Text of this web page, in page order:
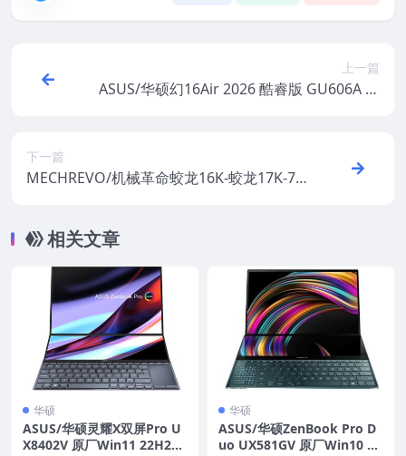
上一篇
ASUS/华硕幻16Air 2026 酷睿版 GU606A 原
下一篇
MECHREVO/机械革命蛟龙16K-蛟龙17K-74
相关文章
华硕
ASUS/华硕灵耀X双屏Pro U
X8402V 原厂Win11 22H2专
华硕
ASUS/华硕ZenBook Pro D
uo UX581GV 原厂Win10 19